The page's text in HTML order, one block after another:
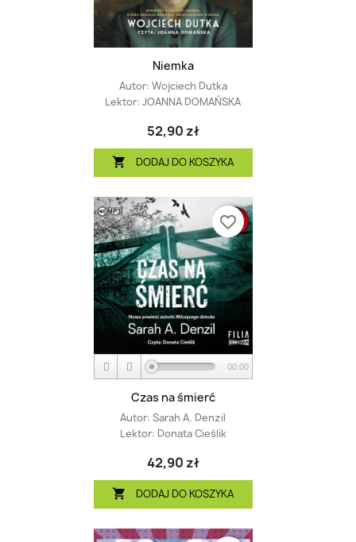
Niemka
Autor: Wojciech Dutka
Lektor: JOANNA DOMAŃSKA
52,90 zł
 DODAJ DO KOSZYKA
00:00
Czas na śmierć
Autor: Sarah A. Denzil
Lektor: Donata Cieślik
42,90 zł
 DODAJ DO KOSZYKA
favorite_border